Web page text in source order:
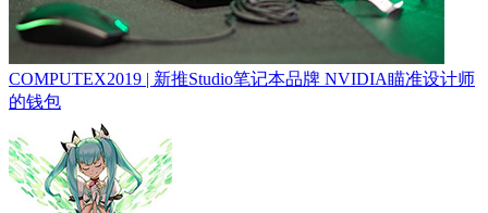
COMPUTEX2019 | 新推Studio笔记本品牌 NVIDIA瞄准设计师
的钱包